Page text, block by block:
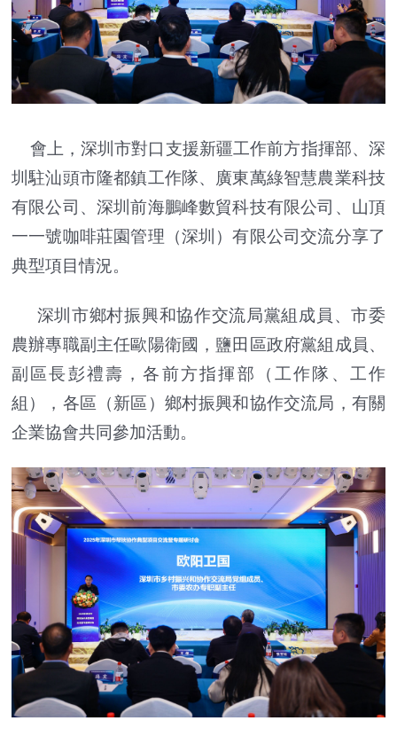
會上，深圳市對口支援新疆工作前方指揮部、深
圳駐汕頭市隆都鎮工作隊、廣東萬綠智慧農業科技
有限公司、深圳前海鵬峰數貿科技有限公司、山頂
一一號咖啡莊園管理（深圳）有限公司交流分享了
典型項目情況。
深圳市鄉村振興和協作交流局黨組成員、市委
農辦專職副主任歐陽衛國，鹽田區政府黨組成員、
副區長彭禮壽，各前方指揮部（工作隊、工作
組），各區（新區）鄉村振興和協作交流局，有關
企業協會共同參加活動。